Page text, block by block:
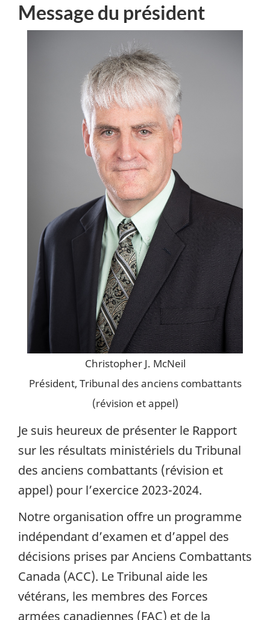
Message du président
Christopher J. McNeil
Président, Tribunal des anciens combattants
(révision et appel)
Je suis heureux de présenter le Rapport
sur les résultats ministériels du Tribunal
des anciens combattants (révision et
appel) pour l’exercice 2023-2024.
Notre organisation offre un programme
indépendant d’examen et d’appel des
décisions prises par Anciens Combattants
Canada (ACC). Le Tribunal aide les
vétérans, les membres des Forces
armées canadiennes (FAC) et de la